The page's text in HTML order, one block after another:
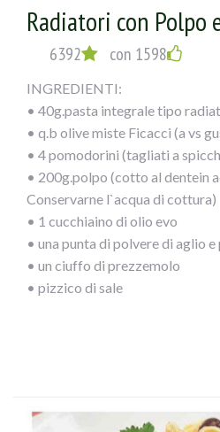
Radiatori con Polpo
6392 con 1598
INGREDIENTI:
• 40g.pasta integrale tipo
• q.b olive miste Ficacci (a vs
• 4 pomodorini (tagliati a
• 200g.polpo (cotto al dentein
Conservarne l`acqua di cottura)
• 1 cucchiaino di olio evo
• una punta di polvere di aglio
• un ciuffo di prezzemolo
• pizzico di sale
Dopo aver cotto il polpo
bagnarlo con mezzo bicchiere